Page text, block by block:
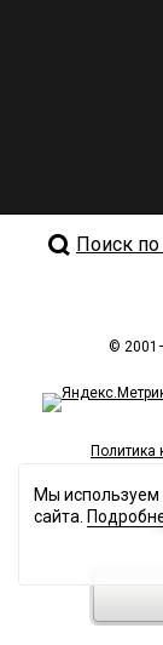
Поиск по
©
Политика
Мы
сайта.